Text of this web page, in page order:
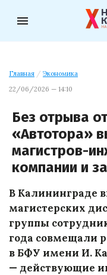
menu
Главная / Экономика
22/06/2026 — 14:10
Без отрыва
«Автотора»
магистров-
компании и
В Калининграде
магистерских
группы
года совмещали
в БФУ имени И.
— действующие